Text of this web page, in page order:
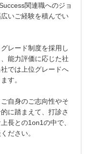
関連職へのジョ
いご経験を積んでい
レード制度を採用し
能力評価に応じた社
では上位グレードへ
す。
自身のご志向性やそ
に踏まえて、打診さ
長との1on1の中で、
ださい。